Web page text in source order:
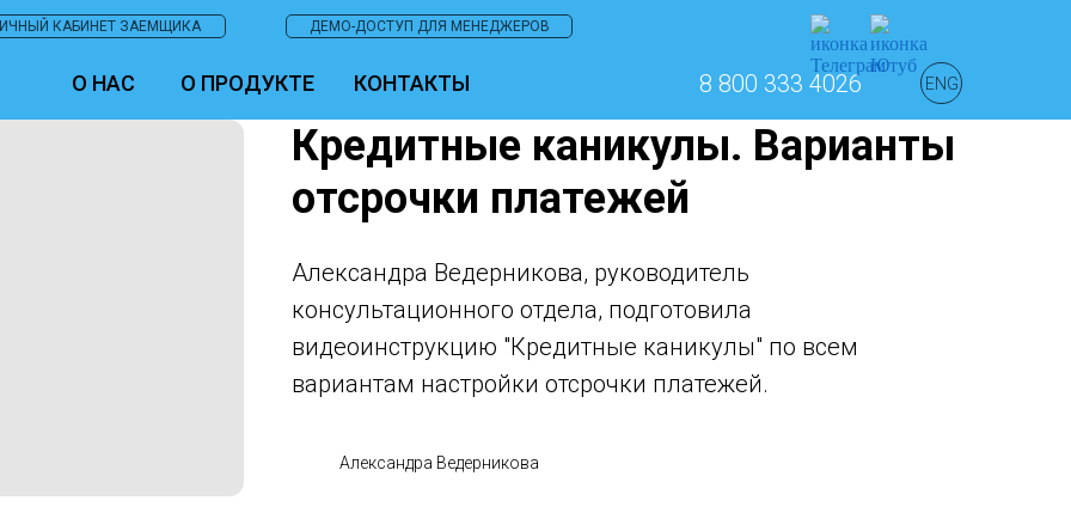
8 800 333 4026 ENG
КОНТАКТЫ
О ПРОДУКТЕ
О НАС
КАБИНЕТ ЗАЕМЩИКА ДЕМО-ДОСТУП ДЛЯ МЕНЕДЖЕРОВ
Кредитные каникулы. Варианты
отсрочки платежей
Александра Ведерникова, руководитель
консультационного отдела, подготовила
видеоинструкцию "Кредитные каникулы" по всем
вариантам настройки отсрочки платежей.
Александра Ведерникова